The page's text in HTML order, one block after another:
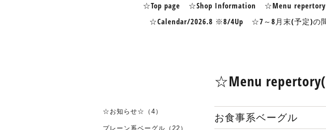
☆Top page ☆Shop Information ☆Menu
☆Calendar/2026.8 ※8/4Up
☆7～8月末(予定)の
☆Menu
お食事系ベーグル
☆お知らせ☆（4）
プレーン系ベーグル（22）